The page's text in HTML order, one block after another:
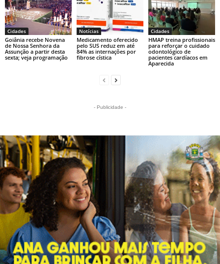
Cidades
Goiânia recebe Novena
de Nossa Senhora da
Assunção a partir desta
sexta; veja programação
Notícias
Medicamento oferecido
pelo SUS reduz em até
84% as internações por
fibrose cística
Cidades
HMAP treina profissionais
para reforçar o cuidado
odontológico de
pacientes cardíacos em
Aparecida
- Publicidade -